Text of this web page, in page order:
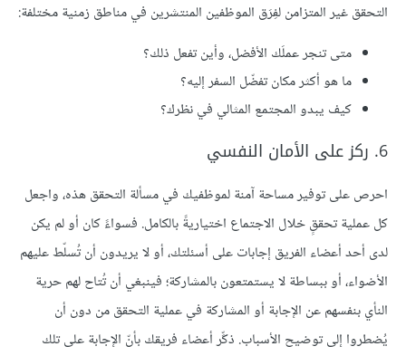
التحقق غير المتزامن لفِرَق الموظفين المنتشرين في مناطق زمنية مختلفة:
متى تنجر عملَك الأفضل، وأين تفعل ذلك؟
ما هو أكثر مكان تفضّل السفر إليه؟
كيف يبدو المجتمع المثالي في نظرك؟
6. ركز على الأمان النفسي
احرص على توفير مساحة آمنة لموظفيك في مسألة التحقق هذه، واجعل
كل عملية تحققٍ خلال الاجتماع اختياريةً بالكامل. فسواءً كان أو لم يكن
لدى أحد أعضاء الفريق إجابات على أسئلتك، أو لا يريدون أن تُسلّط عليهم
الأضواء، أو ببساطة لا يستمتعون بالمشاركة؛ فينبغي أن تُتاح لهم حرية
النأي بنفسهم عن الإجابة أو المشاركة في عملية التحقق من دون أن
يُضطروا إلى توضيح الأسباب. ذكِّر أعضاء فريقك بأنّ الإجابة على تلك